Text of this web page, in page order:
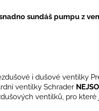
sundáš pumpu z
i dušové ventilky
ventilky Schrader
ventilků, pro které